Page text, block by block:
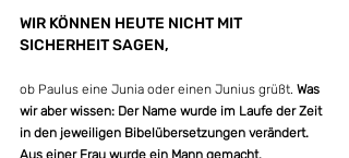
WIR KÖNNEN HEUTE NICHT MIT
SICHERHEIT SAGEN,
ob Paulus eine Junia oder einen Junius grüßt. Was
wir aber wissen: Der Name wurde im Laufe der Zeit
in den jeweiligen Bibelübersetzungen verändert.
Aus einer Frau wurde ein Mann gemacht.